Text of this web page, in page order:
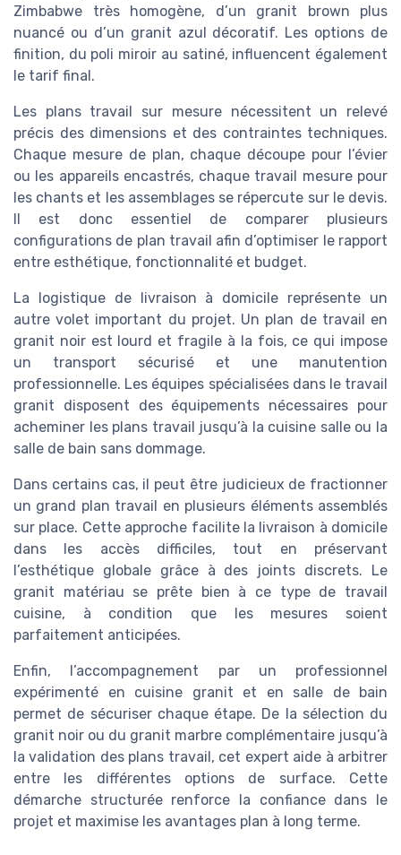
Zimbabwe très homogène, d’un granit brown plus
nuancé ou d’un granit azul décoratif. Les options de
finition, du poli miroir au satiné, influencent également
le tarif final.
Les plans travail sur mesure nécessitent un relevé
précis des dimensions et des contraintes techniques.
Chaque mesure de plan, chaque découpe pour l’évier
ou les appareils encastrés, chaque travail mesure pour
les chants et les assemblages se répercute sur le devis.
Il est donc essentiel de comparer plusieurs
configurations de plan travail afin d’optimiser le rapport
entre esthétique, fonctionnalité et budget.
La logistique de livraison à domicile représente un
autre volet important du projet. Un plan de travail en
granit noir est lourd et fragile à la fois, ce qui impose
un transport sécurisé et une manutention
professionnelle. Les équipes spécialisées dans le travail
granit disposent des équipements nécessaires pour
acheminer les plans travail jusqu’à la cuisine salle ou la
salle de bain sans dommage.
Dans certains cas, il peut être judicieux de fractionner
un grand plan travail en plusieurs éléments assemblés
sur place. Cette approche facilite la livraison à domicile
dans les accès difficiles, tout en préservant
l’esthétique globale grâce à des joints discrets. Le
granit matériau se prête bien à ce type de travail
cuisine, à condition que les mesures soient
parfaitement anticipées.
Enfin, l’accompagnement par un professionnel
expérimenté en cuisine granit et en salle de bain
permet de sécuriser chaque étape. De la sélection du
granit noir ou du granit marbre complémentaire jusqu’à
la validation des plans travail, cet expert aide à arbitrer
entre les différentes options de surface. Cette
démarche structurée renforce la confiance dans le
projet et maximise les avantages plan à long terme.